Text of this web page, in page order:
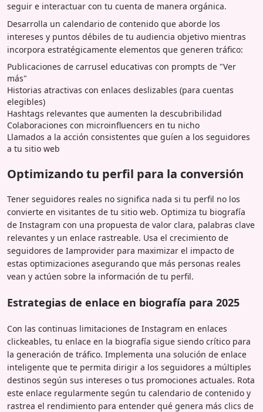
seguir e interactuar con tu cuenta de manera orgánica.
Desarrolla un calendario de contenido que aborde los
intereses y puntos débiles de tu audiencia objetivo mientras
incorpora estratégicamente elementos que generen tráfico:
Publicaciones de carrusel educativas con prompts de "Ver
más"
Historias atractivas con enlaces deslizables (para cuentas
elegibles)
Hashtags relevantes que aumenten la descubribilidad
Colaboraciones con microinfluencers en tu nicho
Llamados a la acción consistentes que guíen a los seguidores
a tu sitio web
Optimizando tu perfil para la conversión
Tener seguidores reales no significa nada si tu perfil no los
convierte en visitantes de tu sitio web. Optimiza tu biografía
de Instagram con una propuesta de valor clara, palabras clave
relevantes y un enlace rastreable. Usa el crecimiento de
seguidores de Iamprovider para maximizar el impacto de
estas optimizaciones asegurando que más personas reales
vean y actúen sobre la información de tu perfil.
Estrategias de enlace en biografía para 2025
Con las continuas limitaciones de Instagram en enlaces
clickeables, tu enlace en la biografía sigue siendo crítico para
la generación de tráfico. Implementa una solución de enlace
inteligente que te permita dirigir a los seguidores a múltiples
destinos según sus intereses o tus promociones actuales. Rota
este enlace regularmente según tu calendario de contenido y
rastrea el rendimiento para entender qué genera más clics de